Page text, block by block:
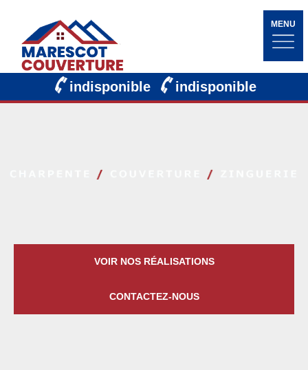
MENU
indisponible indisponible
VOIR NOS RÉALISATIONS
CONTACTEZ-NOUS